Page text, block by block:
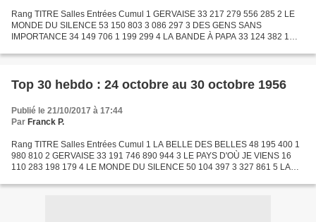
Rang TITRE Salles Entrées Cumul 1 GERVAISE 33 217 279 556 285 2 LE
MONDE DU SILENCE 53 150 803 3 086 297 3 DES GENS SANS
IMPORTANCE 34 149 706 1 199 299 4 LA BANDE À PAPA 33 124 382 1
116...
Top 30 hebdo : 24 octobre au 30 octobre 1956
Publié le 21/10/2017 à 17:44
Par Franck P.
Rang TITRE Salles Entrées Cumul 1 LA BELLE DES BELLES 48 195 400 1
980 810 2 GERVAISE 33 191 746 890 944 3 LE PAYS D'OÙ JE VIENS 16
110 283 198 179 4 LE MONDE DU SILENCE 50 104 397 3 327 861 5 LA